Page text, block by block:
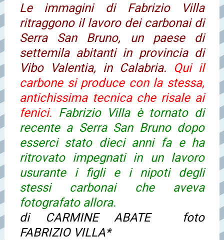
Le immagini di Fabrizio Villa
ritraggono il lavoro dei carbonai di
Serra San Bruno, un paese di
settemila abitanti in provincia di
Vibo Valentia, in Calabria.
Qui il
carbone si produce con la stessa,
antichissima tecnica che risale ai
fenici. Fabrizio Villa è tornato di
recente a Serra San Bruno dopo
esserci stato dieci anni fa e ha
ritrovato impegnati in un lavoro
usurante i figli e i nipoti degli
stessi carbonai che aveva
fotografato allora.
di CARMINE ABATE foto
FABRIZIO VILLA*